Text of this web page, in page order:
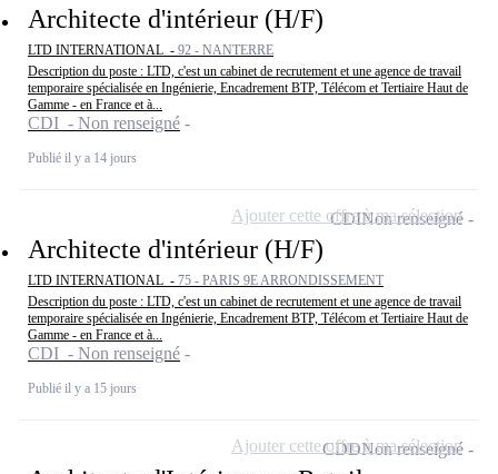
Architecte d'intérieur (H/F)
LTD INTERNATIONAL - 92 - NANTERRE
Description du poste : LTD, c'est un cabinet de recrutement et une agence de travail
temporaire spécialisée en Ingénierie, Encadrement BTP, Télécom et Tertiaire Haut de
Gamme - en France et à...
CDI - Non renseigné
Publié il y a 14 jours
Architecte d'intérieur (H/F)
LTD INTERNATIONAL - 75 - PARIS 9E ARRONDISSEMENT
Description du poste : LTD, c'est un cabinet de recrutement et une agence de travail
temporaire spécialisée en Ingénierie, Encadrement BTP, Télécom et Tertiaire Haut de
Gamme - en France et à...
CDI - Non renseigné
Publié il y a 15 jours
CDINon renseigné
Ajouter cette offre à ma sélection
CDDNon renseigné
Ajouter cette offre à ma sélection